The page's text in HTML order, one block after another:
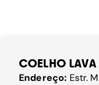
COELHO LAVA
Endereço: Estr.